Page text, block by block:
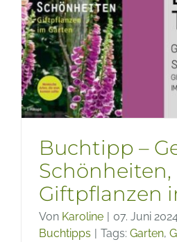
Buchtipp –
Schönheiten,
Giftpflanzen
Von Karoline | 07. Juni
Buchtipps | Tags: Garten,